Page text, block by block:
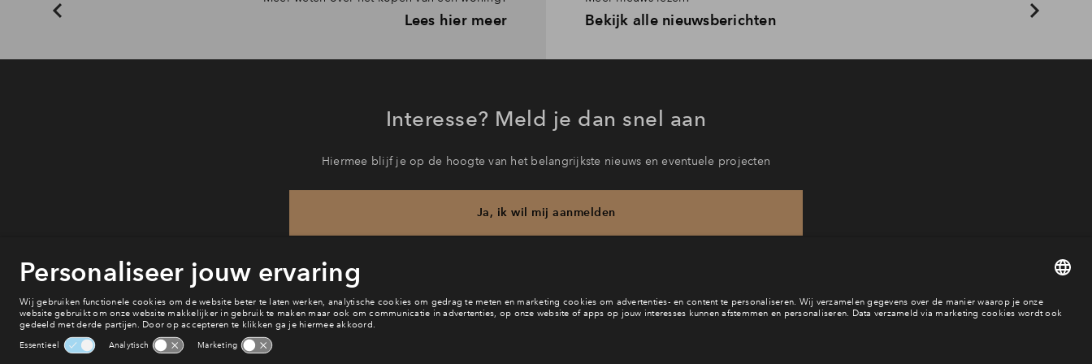
Lees hier meer Bekijk alle nieuwsberichten
Interesse? Meld je dan snel aan
Hiermee blijf je op de hoogte van het belangrijkste nieuws en eventuele projecten
Ja, ik wil mij aanmelden
Heb je een vraag en wil je direct antwoord? Bel ons op
6 dagen per week beschikbaar (behalve tijdens feestdagen)